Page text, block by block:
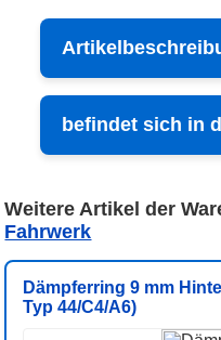
befindet sich in
Weitere Artikel der
Fahrwerk
Dämpferring 9 mm
Typ 44/C4/A6)